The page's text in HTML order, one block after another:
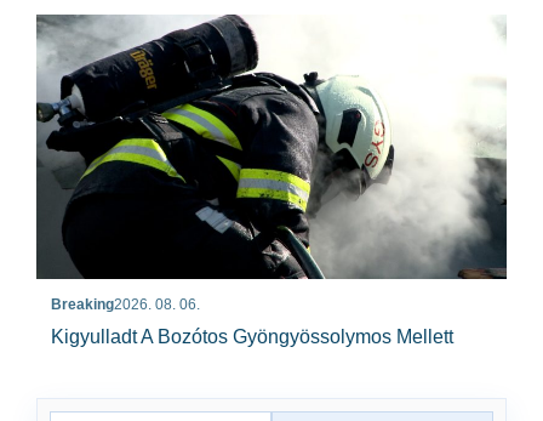
Breaking2026. 08. 06.
Kigyulladt A Bozótos Gyöngyössolymos Mellett